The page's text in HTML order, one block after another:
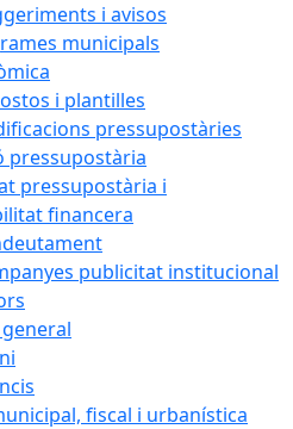
i avisos
municipals
i plantilles
pressupostàries
pressupostària
pressupostària i
financera
publicitat institucional
fiscal i urbanística